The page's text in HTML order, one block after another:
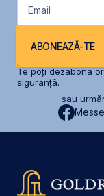
Email
ABONEAZĂ-TE
Te poți dezabona
siguranță.
sau